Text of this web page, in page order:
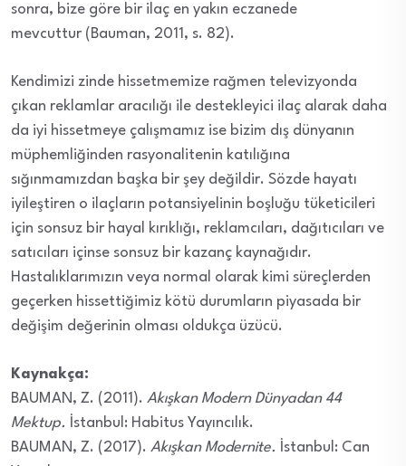
sonra, bize göre bir ilaç en yakın eczanede
mevcuttur (Bauman, 2011, s. 82).
Kendimizi zinde hissetmemize rağmen televizyonda
çıkan reklamlar aracılığı ile destekleyici ilaç alarak daha
da iyi hissetmeye çalışmamız ise bizim dış dünyanın
müphemliğinden rasyonalitenin katılığına
sığınmamızdan başka bir şey değildir. Sözde hayatı
iyileştiren o ilaçların potansiyelinin boşluğu tüketicileri
için sonsuz bir hayal kırıklığı, reklamcıları, dağıtıcıları ve
satıcıları içinse sonsuz bir kazanç kaynağıdır.
Hastalıklarımızın veya normal olarak kimi süreçlerden
geçerken hissettiğimiz kötü durumların piyasada bir
değişim değerinin olması oldukça üzücü.
Kaynakça:
BAUMAN, Z. (2011). Akışkan Modern Dünyadan 44
Mektup.
İstanbul: Habitus Yayıncılık.
BAUMAN, Z. (2017). Akışkan Modernite.
İstanbul: Can